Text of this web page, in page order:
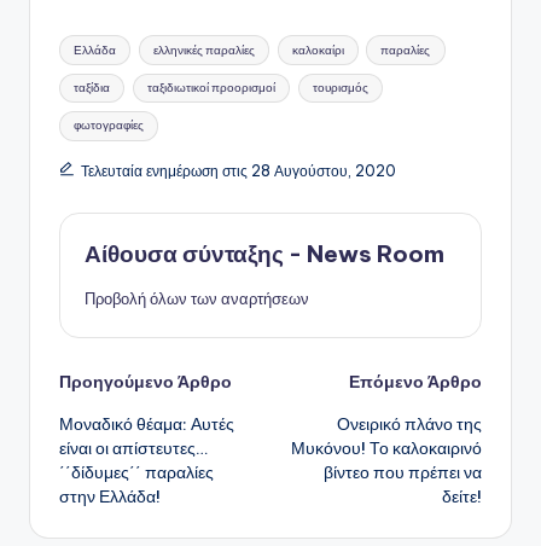
Ετικέτες:
Ελλάδα ελληνικές παραλίες καλοκαίρι παραλίες
ταξίδια ταξιδιωτικοί προορισμοί τουρισμός
φωτογραφίες
Τελευταία ενημέρωση στις 28 Αυγούστου, 2020
Αίθουσα σύνταξης - News Room
Προβολή όλων των αναρτήσεων
Πλοήγηση
δημοσιεύσεων
Προηγούμενο Άρθρο
Μοναδικό θέαμα: Αυτές
είναι οι απίστευτες…
΄΄δίδυμες΄΄ παραλίες
στην Ελλάδα!
Επόμενο Άρθρο
Ονειρικό πλάνο της
Μυκόνου! Το καλοκαιρινό
βίντεο που πρέπει να
δείτε!